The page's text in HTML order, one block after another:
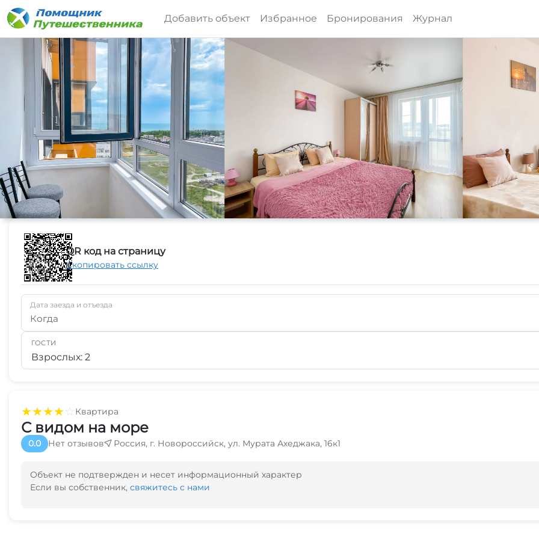
Добавить объект Избранное Бронирования Журнал
★★★★☆Квартира
С видом на море
0.0 Нет отзывов Россия, г. Новороссийск, ул. Мурата Ахеджака, 16к1
Объект не подтвержден и несет информационный характер
Если вы собственник, свяжитесь с нами
QR код на страницу
Скопировать ссылку
Дата заезда и отъезда
Когда
ГОСТИ
Взрослых: 2